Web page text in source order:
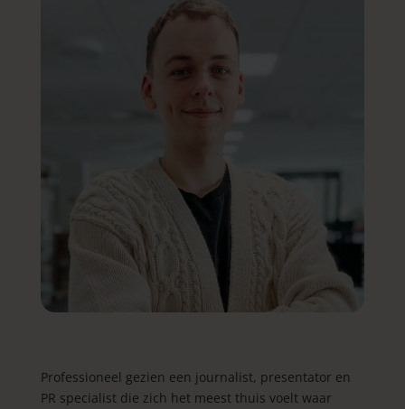
Professioneel gezien een journalist, presentator en
PR specialist die zich het meest thuis voelt waar